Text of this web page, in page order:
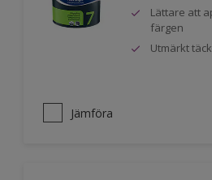
Lättare att
färgen
Utmärkt
Jämföra